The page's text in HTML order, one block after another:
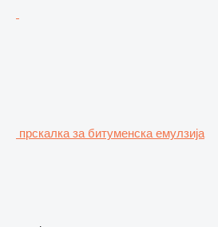
прскалка за битуменска емулзија